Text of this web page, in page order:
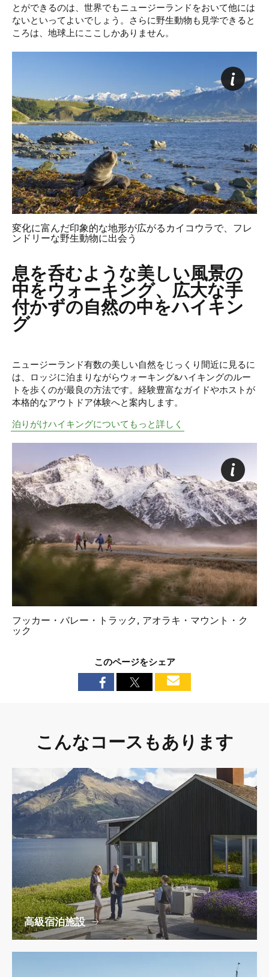
とができるのは、世界でもニュージーランドをおいて他には
ないといってよいでしょう。さらに野生動物も見学できると
ころは、地球上にここしかありません。
変化に富んだ印象的な地形が広がるカイコウラで、フレ
ンドリーな野生動物に出会う
息を呑むような美しい風景の
中をウォーキング、広大な手
付かずの自然の中をハイキン
グ
ニュージーランド有数の美しい自然をじっくり間近に見るに
は、ロッジに泊まりながらウォーキング&ハイキングのルー
トを歩くのが最良の方法です。経験豊富なガイドやホストが
本格的なアウトドア体験へと案内します。
泊りがけハイキングについてもっと詳しく
フッカー・バレー・トラック, アオラキ・マウント・ク
ック
このページをシェア
こんなコースもあります
高級宿泊施設